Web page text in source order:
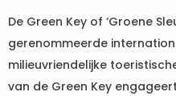
De Green Key of ‘Groene
gerenommeerde
milieuvriendelijke
van de Green Key